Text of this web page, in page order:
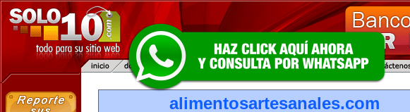
alimentosartesanales.com